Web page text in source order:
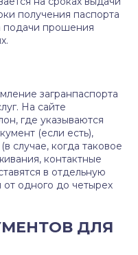
получения паспорта
подачи прошения
загранпаспорта
На сайте
где указываются
(если есть),
случае, когда таковое
контактные
в отдельную
одного до четырех
ДЛЯ